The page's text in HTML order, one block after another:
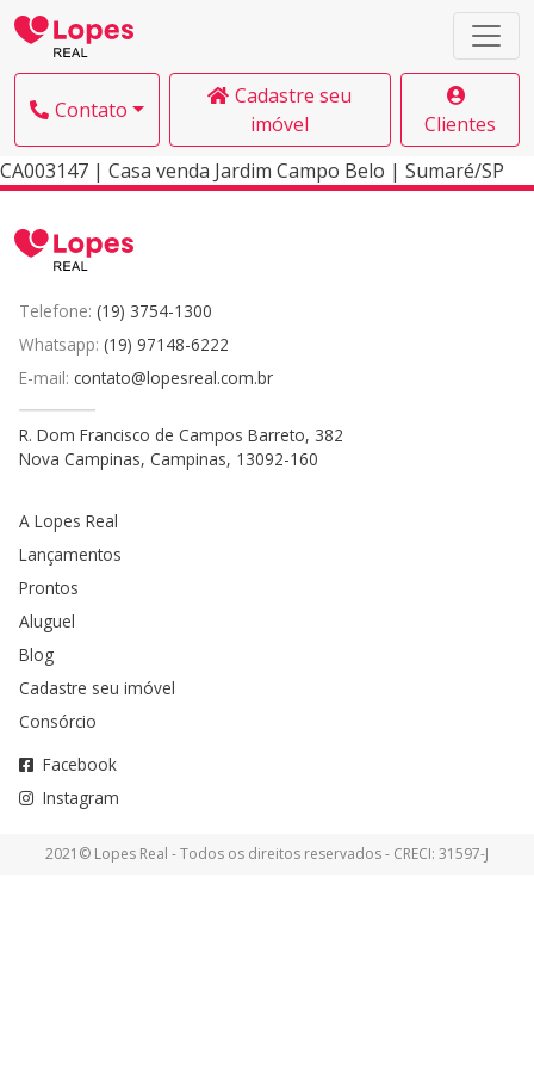
Contato
Cadastre seu
imóvel
Clientes
CA003147 | Casa venda Jardim Campo Belo | Sumaré/SP
Telefone: (19) 3754-1300
Whatsapp: (19) 97148-6222
E-mail: contato@lopesreal.com.br
R. Dom Francisco de Campos Barreto, 382
Nova Campinas, Campinas, 13092-160
A Lopes Real
Lançamentos
Prontos
Aluguel
Blog
Cadastre seu imóvel
Consórcio
Facebook
Instagram
2021© Lopes Real - Todos os direitos reservados - CRECI: 31597-J